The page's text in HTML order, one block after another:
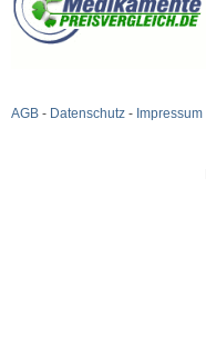
AGB - Datenschutz - Impressum